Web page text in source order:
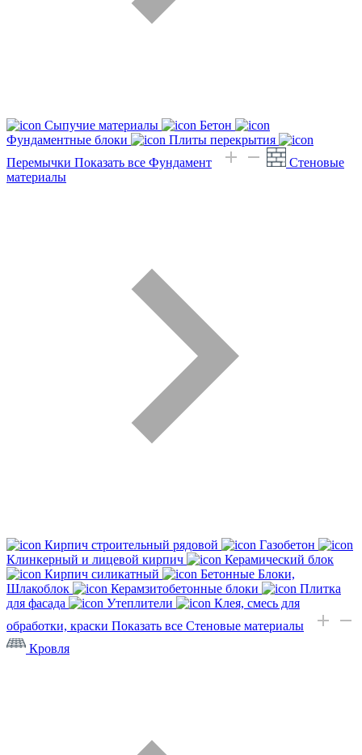
Сыпучие материалы
Бетон
Фундаментные блоки
Плиты перекрытия
Перемычки Показать все Фундамент
Стеновые
материалы
Кирпич строительный рядовой
Газобетон
Клинкерный и лицевой кирпич
Керамический блок
Кирпич силикатный
Бетонные Блоки,
Шлакоблок
Керамзитобетонные блоки
Плитка
для фасада
Утеплители
Клея, смесь для
обработки, краски Показать все Стеновые материалы
Кровля